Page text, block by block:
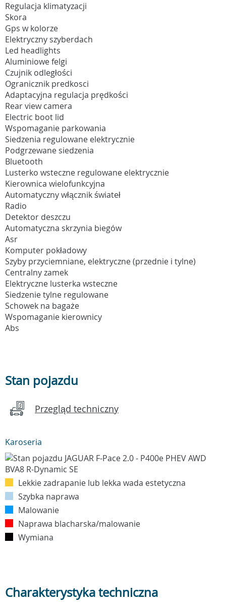
Regulacja klimatyzacji
Skora
Gps w kolorze
Elektryczny szyberdach
Led headlights
Aluminiowe felgi
Czujnik odległości
Ogranicznik predkosci
Adaptacyjna regulacja prędkości
Rear view camera
Electric boot lid
Wspomaganie parkowania
Siedzenia regulowane elektrycznie
Podgrzewane siedzenia
Bluetooth
Lusterko wsteczne regulowane elektrycznie
Kierownica wielofunkcyjna
Automatyczny włącznik świateł
Radio
Detektor deszczu
Automatyczna skrzynia biegów
Asr
Komputer pokładowy
Szyby przyciemniane, elektryczne (przednie i tylne)
Centralny zamek
Elektryczne lusterka wsteczne
Siedzenie tylne regulowane
Schowek na bagaże
Wspomaganie kierownicy
Abs
Stan pojazdu
Przegląd techniczny
Karoseria
Lekkie zadrapanie lub lekka wada estetyczna
Szybka naprawa
Malowanie
Naprawa blacharska/malowanie
Wymiana
Charakterystyka techniczna